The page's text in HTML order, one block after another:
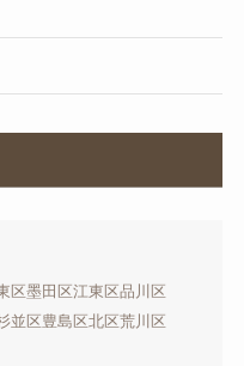
区墨田区江東区品川区
並区豊島区北区荒川区